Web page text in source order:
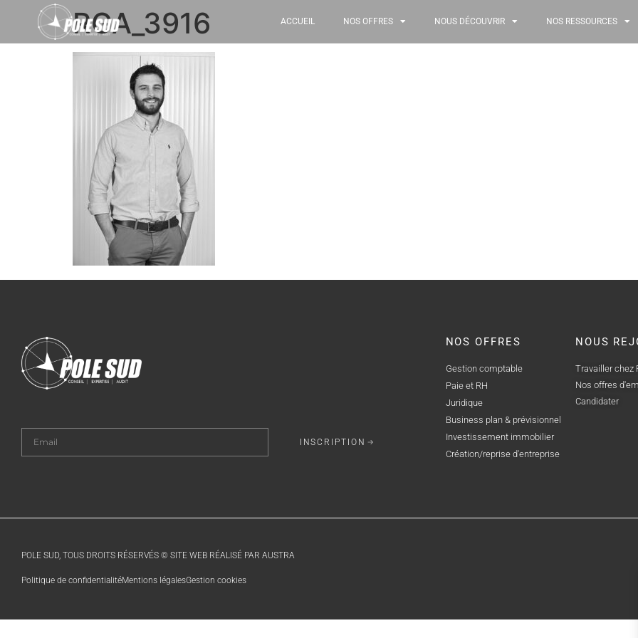
ACCUEIL NOS OFFRES NOUS DÉCOUVRIR NOS RESSOURCES
RGA_3916
INSCRIPTION
NOS OFFRES
Gestion comptable
Paie et RH
Juridique
Business plan & prévisionnel
Investissement immobilier
Création/reprise d'entreprise
NOUS
Travailler chez
Nos offres
Candidater
POLE SUD, TOUS DROITS RÉSERVÉS © SITE WEB RÉALISÉ PAR AUSTRA
Politique de confidentialitéMentions légalesGestion cookies